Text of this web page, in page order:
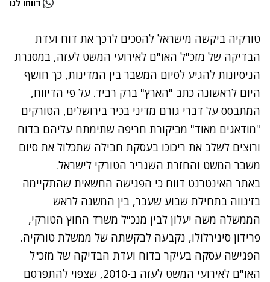
דווחו לנו
טורקיה ביקשה מישראל להסכים לרכך את דוח ועדת
הבדיקה של מזכ"ל האו"ם לאירועי המשט לעזה, במסגרת
הניסיונות להגיע לסיום המשבר בין המדינות, כך חושף
היום לראשונה כתב "הארץ" ברק רביד. על פי הדיווח,
המתבסס על דברי גורם מדיני בכיר בירושלים, הטורקים
"מודאגים מאוד" מביקורת חריפה שתימתח עליהם בדוח
ורוצים לשלב את ריכוכו בעסקת חבילה שתכלול את סיום
משבר המשט והחזרת השגריר הטורקי לישראל.
באתר האינטרנט דווח כי הפגישה החשאית שהתקיימה
בז'נווה בתחילת שבוע שעבר, בין המשנה לראש
הממשלה משה יעלון לבין מנכ"ל משרד החוץ הטורקי,
פרידון סינירלולו, נקבעה לבקשתה של ממשלת טורקיה.
הפגישה עסקה בעיקר בדוח ועדת הבדיקה של מזכ"ל
האו"ם לאירועי המשט לעזה ב-2010, שצפוי להתפרסם